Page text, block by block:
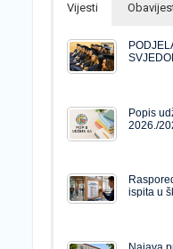
Vijesti
Popis
2026./
ispita u
Najava